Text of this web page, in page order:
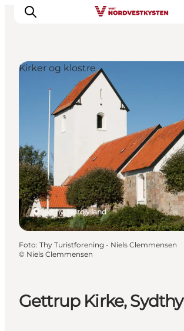
Feriesteder
Inspiration
Handicapvenlig ferie
Events
Overnatning
Planlæg din ferie
Gettrup Kirke, Sydthy
Sydthy, Nordjylland
Kirker og klostre
Foto: Thy Turistforening - Niels Clemmensen
© Niels Clemmensen